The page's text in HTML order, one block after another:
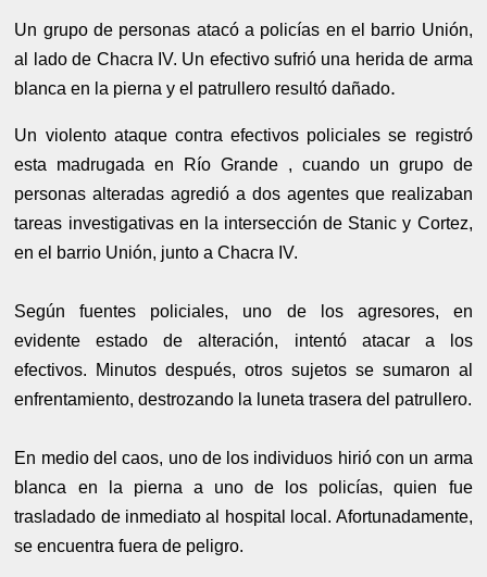
Un grupo de personas atacó a policías en el barrio Unión,
al lado de Chacra IV. Un efectivo sufrió una herida de arma
blanca en la pierna y el patrullero resultó dañado.
Un violento ataque contra efectivos policiales se registró
esta madrugada en Río Grande , cuando un grupo de
personas alteradas agredió a dos agentes que realizaban
tareas investigativas en la intersección de Stanic y Cortez,
en el barrio Unión, junto a Chacra IV.
Según fuentes policiales, uno de los agresores, en
evidente estado de alteración, intentó atacar a los
efectivos. Minutos después, otros sujetos se sumaron al
enfrentamiento, destrozando la luneta trasera del patrullero.
En medio del caos, uno de los individuos hirió con un arma
blanca en la pierna a uno de los policías, quien fue
trasladado de inmediato al hospital local. Afortunadamente,
se encuentra fuera de peligro.